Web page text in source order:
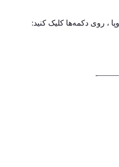
، روی دکمه‌ها کلیک کنید: